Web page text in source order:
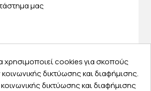
μας
την παραγγελία σας και
αύριο στην πόρτα σας
χρησιμοποιεί cookies για σκοπούς
δικτύωσης και διαφήμισης.
δικτύωσης και διαφήμισης